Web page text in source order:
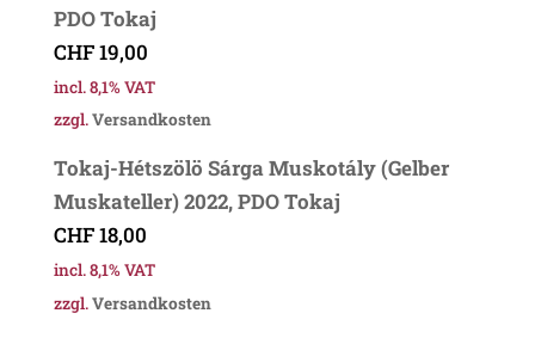
PDO Tokaj
CHF19,00
incl. 8,1% VAT
zzgl.Versandkosten
Tokaj-Hétszölö Sárga Muskotály (Gelber
Muskateller) 2022, PDO Tokaj
CHF18,00
incl. 8,1% VAT
zzgl.Versandkosten